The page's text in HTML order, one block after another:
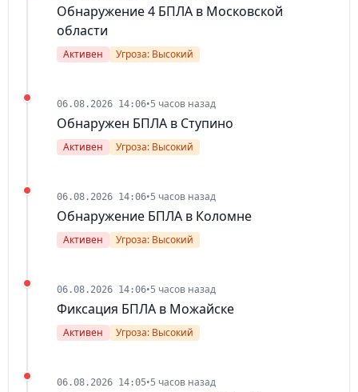
Обнаружение 4 БПЛА в Московской
области
Активен Угроза: Высокий
06.08.2026 14:06•5 часов назад
Обнаружен БПЛА в Ступино
Активен Угроза: Высокий
06.08.2026 14:06•5 часов назад
Обнаружение БПЛА в Коломне
Активен Угроза: Высокий
06.08.2026 14:06•5 часов назад
Фиксация БПЛА в Можайске
Активен Угроза: Высокий
06.08.2026 14:05•5 часов назад